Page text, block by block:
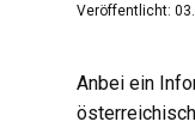
Veröffentlicht:
Anbei ein